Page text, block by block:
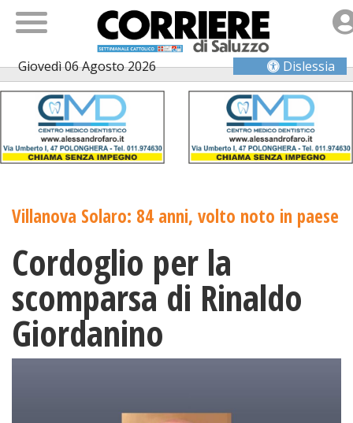
Giovedì 06 Agosto 2026 Dislessia
Villanova Solaro: 84 anni, volto noto in paese
Cordoglio per la
scomparsa di Rinaldo
Giordanino